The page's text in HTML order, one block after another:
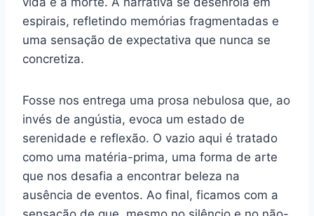
espirais, refletindo memórias fragmentadas e
uma sensação de expectativa que nunca se
concretiza.
Fosse nos entrega uma prosa nebulosa que, ao
invés de angústia, evoca um estado de
serenidade e reflexão. O vazio aqui é tratado
como uma matéria-prima, uma forma de arte
que nos desafia a encontrar beleza na
ausência de eventos. Ao final, ficamos com a